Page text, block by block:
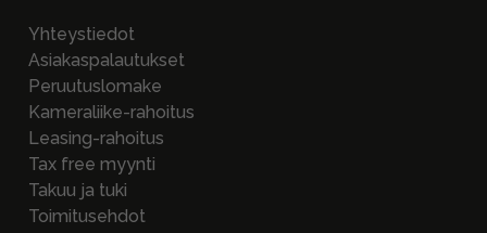
Yhteystiedot
Asiakaspalautukset
Peruutuslomake
Kameraliike-rahoitus
Leasing-rahoitus
Tax free myynti
Takuu ja tuki
Toimitusehdot